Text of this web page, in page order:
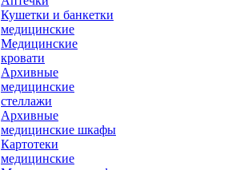
Кушетки и банкетки
медицинские
Медицинские
кровати
Архивные
медицинские
стеллажи
Архивные
медицинские шкафы
Картотеки
медицинские